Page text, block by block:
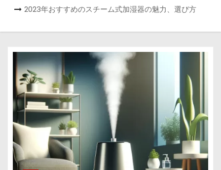
2023年おすすめのスチーム式加湿器の魅力、選び方